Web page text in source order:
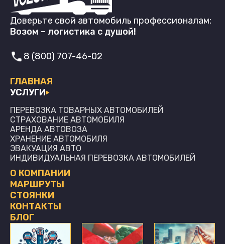
Доверьте свой автомобиль профессионалам:
Возом – логистика с душой!
ГЛАВНАЯ
УСЛУГИ
ПЕРЕВОЗКА ТОВАРНЫХ АВТОМОБИЛЕЙ
СТРАХОВАНИЕ АВТОМОБИЛЯ
АРЕНДА АВТОВОЗА
ХРАНЕНИЕ АВТОМОБИЛЯ
ЭВАКУАЦИЯ АВТО
ИНДИВИДУАЛЬНАЯ ПЕРЕВОЗКА АВТОМОБИЛЕЙ
О КОМПАНИИ
МАРШРУТЫ
СТОЯНКИ
КОНТАКТЫ
БЛОГ
8 (800) 707-46-02